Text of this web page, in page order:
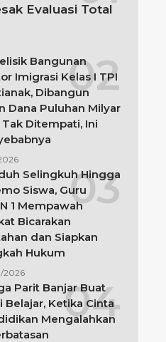
Evaluasi Total
Bangunan
Imigrasi Kelas I TPI
Dibangun
Dana Puluhan Milyar
Tak Ditempati, Ini
Selingkuh Hingga
Siswa, Guru
1 Mempawah
Bicarakan
dan Siapkan
Hukum
2026
Parit Banjar Buat
Belajar, Ketika Cinta
Mengalahkan